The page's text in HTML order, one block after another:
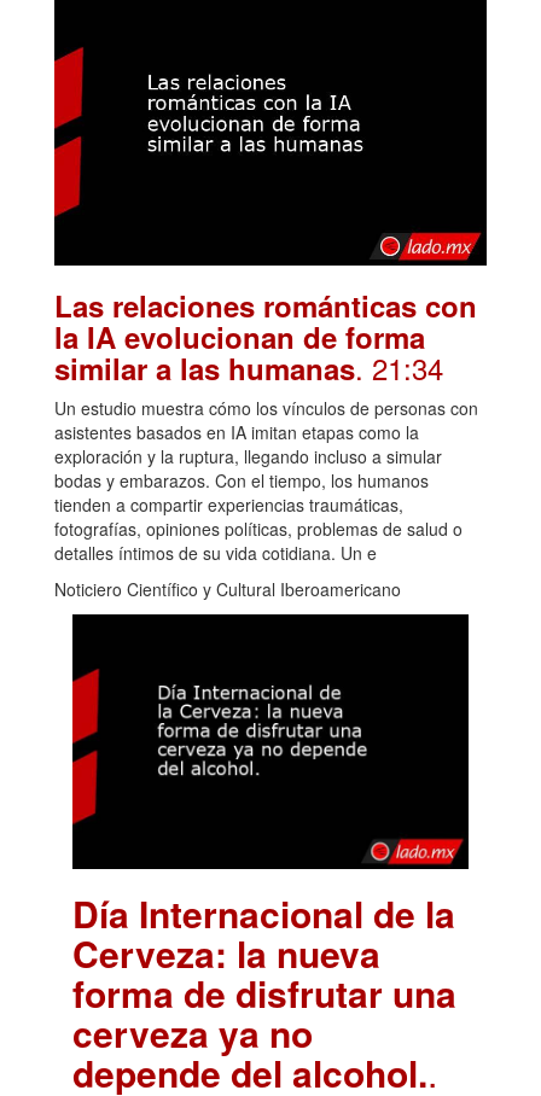
Las relaciones románticas con
la IA evolucionan de forma
similar a las humanas. 21:34
Un estudio muestra cómo los vínculos de personas con
asistentes basados en IA imitan etapas como la
exploración y la ruptura, llegando incluso a simular
bodas y embarazos. Con el tiempo, los humanos
tienden a compartir experiencias traumáticas,
fotografías, opiniones políticas, problemas de salud o
detalles íntimos de su vida cotidiana. Un e
Noticiero Científico y Cultural Iberoamericano
Día Internacional de la
Cerveza: la nueva
forma de disfrutar una
cerveza ya no
depende del alcohol..